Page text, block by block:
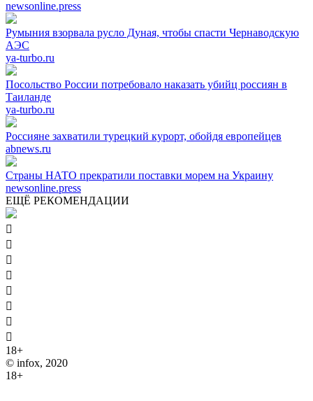
newsonline.press
Румыния взорвала русло Дуная, чтобы спасти Чернаводскую
АЭС
ya-turbo.ru
Посольство России потребовало наказать убийц россиян в
Таиланде
ya-turbo.ru
Россияне захватили турецкий курорт, обойдя европейцев
abnews.ru
Страны НАТО прекратили поставки морем на Украину
newsonline.press
ЕЩЁ РЕКОМЕНДАЦИИ








18+
© infox, 2020
18+